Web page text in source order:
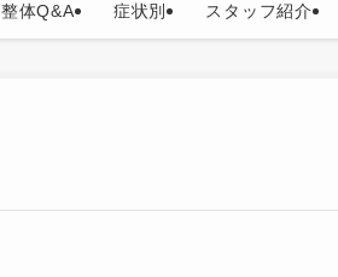
整体Q&A 症状別 スタッフ紹介